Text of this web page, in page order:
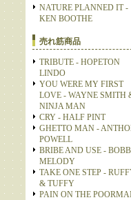
NATURE PLANNED IT -
KEN BOOTHE
売れ筋商品
TRIBUTE - HOPETON
LINDO
YOU WERE MY FIRST
LOVE - WAYNE SMITH
NINJA MAN
CRY - HALF PINT
GHETTO MAN -
POWELL
BRIBE AND USE -
MELODY
TAKE ONE STEP -
& TUFFY
PAIN ON THE